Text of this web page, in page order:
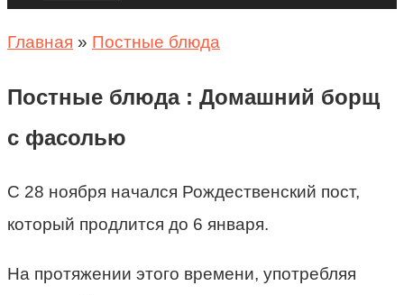
Главная » Постные блюда
Постные блюда : Домашний борщ
с фасолью
С 28 ноября начался Рождественский пост,
который продлится до 6 января.
На протяжении этого времени, употребляя